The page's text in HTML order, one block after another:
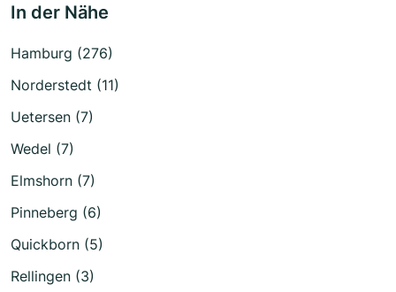
In der Nähe
Hamburg (276)
Norderstedt (11)
Uetersen (7)
Wedel (7)
Elmshorn (7)
Pinneberg (6)
Quickborn (5)
Rellingen (3)